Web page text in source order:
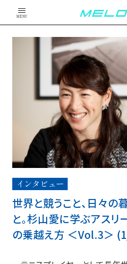
MENU
インタビュー
世界と競うこと、日々の
と。杉山愛に学ぶアスリ
の乗越え方 ＜Vol.3＞